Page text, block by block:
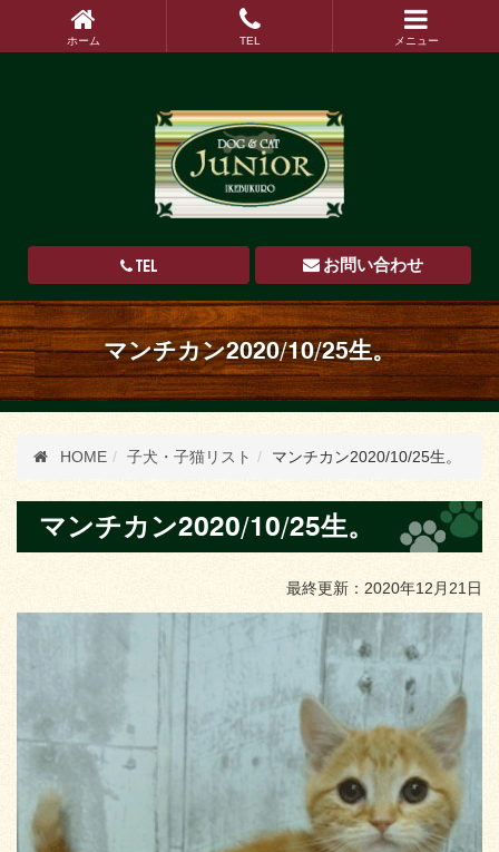
TEL お問い合わせ
ホーム TEL メニュー
マンチカン2020/10/25生。
HOME 子犬・子猫リスト マンチカン2020/10/25生。
マンチカン2020/10/25生。
最終更新：2020年12月21日